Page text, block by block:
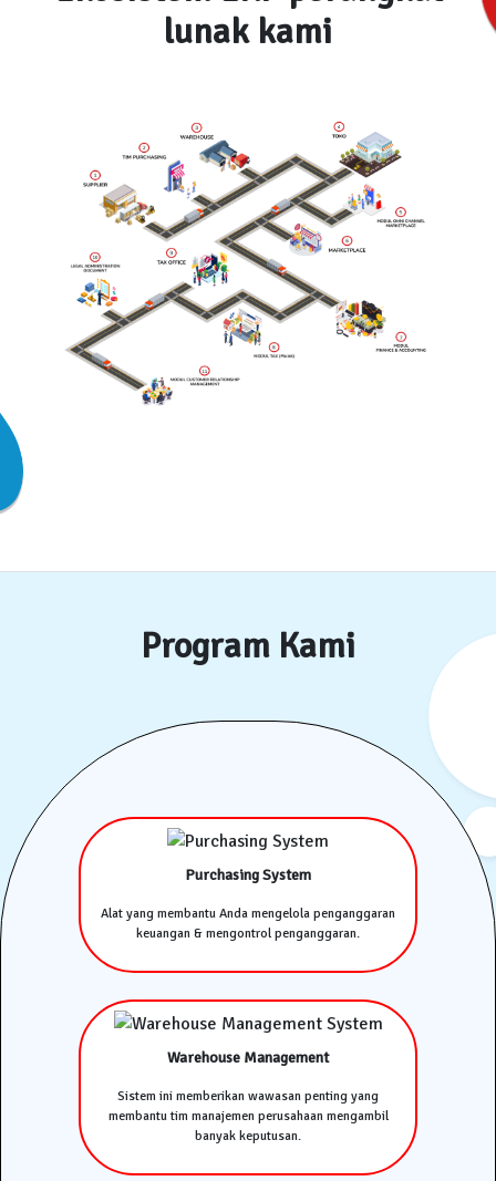
lunak kami
Program Kami
Purchasing System
Alat yang membantu Anda mengelola penganggaran
keuangan & mengontrol penganggaran.
Warehouse Management
Sistem ini memberikan wawasan penting yang
membantu tim manajemen perusahaan mengambil
banyak keputusan.